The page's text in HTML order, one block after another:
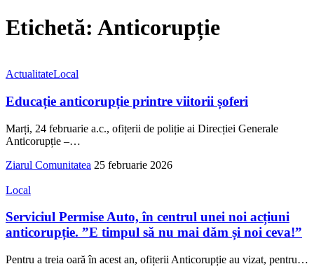
Etichetă: Anticorupție
ActualitateLocal
Educație anticorupție printre viitorii șoferi
Marți, 24 februarie a.c., ofițerii de poliție ai Direcției Generale
Anticorupție –…
Ziarul Comunitatea 25 februarie 2026
Local
Serviciul Permise Auto, în centrul unei noi acțiuni
anticorupție. ”E timpul să nu mai dăm și noi ceva!”
Pentru a treia oară în acest an, ofițerii Anticorupție au vizat, pentru…